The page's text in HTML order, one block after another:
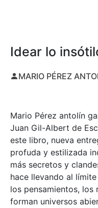
Idear lo
MARIO PÉREZ
Mario Pérez antolín
Juan Gil-Albert de
este libro, nueva
profuda y estilizada
más secretos y
hace llevando al
los pensamientos,
forman universos